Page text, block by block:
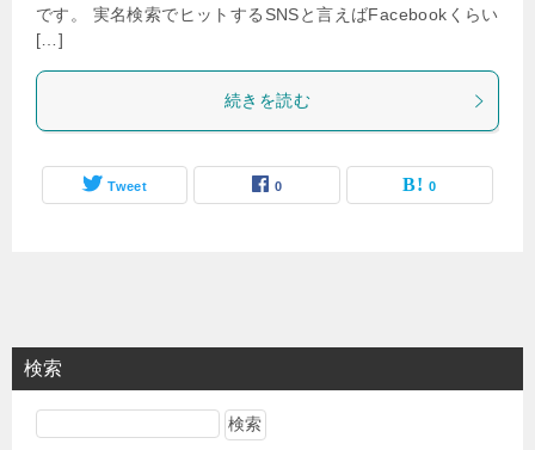
です。 実名検索でヒットするSNSと言えばFacebookくらい
[…]
続きを読む
Tweet 0 0
検索